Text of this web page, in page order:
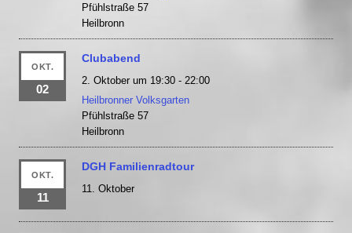
Pfühlstraße 57
Heilbronn
OKT.
02
Clubabend
2. Oktober um 19:30 - 22:00
Heilbronner Volksgarten
Pfühlstraße 57
Heilbronn
OKT.
11
DGH Familienradtour
11. Oktober